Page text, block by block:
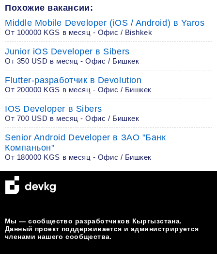
Похожие вакансии:
Middle Mobile Developer (iOS / Android) в Yaros
От 100000 KGS в месяц - Офис / Bishkek
Junior iOS Developer в Sibers
От 350 USD в месяц - Офис / Бишкек
Flutter-разработчик в Devolution
От 200000 KGS в месяц - Офис / Бишкек
IOS Developer в Sibers
От 700 USD в месяц - Офис / Бишкек
Senior Android Developer в ЗАО "Банк
Компаньон"
От 180000 KGS в месяц - Офис / Бишкек
Мы — сообщество разработчиков Кыргызстана.
Данный проект поддерживается и администрируется
членами нашего сообщества.